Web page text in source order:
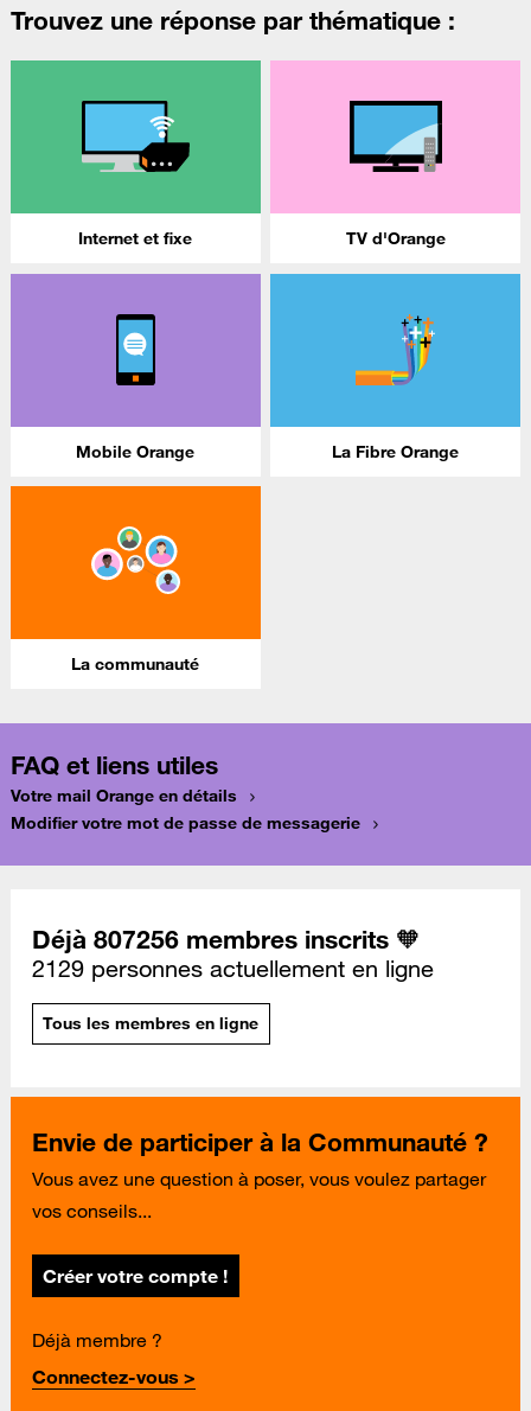
Trouvez une réponse par thématique :
Internet et fixe TV d'Orange
Mobile Orange La Fibre Orange
La communauté
FAQ et liens utiles
Votre mail Orange en détails
Modifier votre mot de passe de messagerie
Déjà 807256 membres inscrits 🧡
2129 personnes actuellement en ligne
Tous les membres en ligne
Envie de participer à la Communauté ?
Vous avez une question à poser, vous voulez partager
vos conseils...
Créer votre compte !
Déjà membre ?
Connectez-vous >